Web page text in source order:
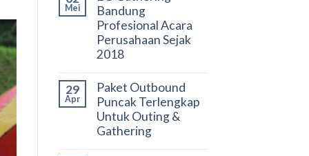
Mei
Bandung
Profesional Acara
Perusahaan Sejak
2018
29
Apr
Paket Outbound
Puncak Terlengkap
Untuk Outing &
Gathering